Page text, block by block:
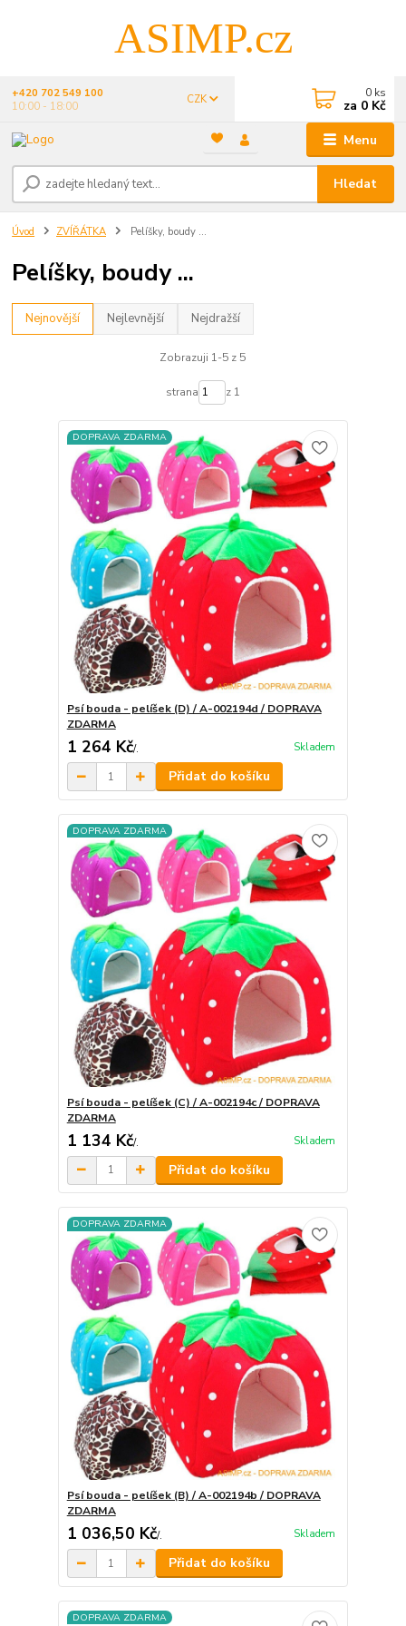
ASIMP.cz
Menu
CZK
Hledat
+420 702 549 100
10:00 - 18:00
0 ks
za 0 Kč
Úvod ZVÍŘÁTKA Pelíšky, boudy ...
Pelíšky, boudy ...
Nejnovější Nejlevnější Nejdražší
Zobrazuji 1-5 z 5
strana z 1
DOPRAVA ZDARMA
Psí bouda - pelíšek (D) / A-002194d / DOPRAVA
ZDARMA
1 264 Kč/. Skladem
Přidat do košíku
DOPRAVA ZDARMA
Psí bouda - pelíšek (C) / A-002194c / DOPRAVA
ZDARMA
1 134 Kč/. Skladem
Přidat do košíku
DOPRAVA ZDARMA
Psí bouda - pelíšek (B) / A-002194b / DOPRAVA
ZDARMA
1 036,50 Kč/. Skladem
Přidat do košíku
DOPRAVA ZDARMA